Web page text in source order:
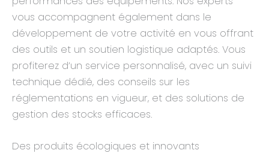
vous accompagnent également dans le
développement de votre activité en vous offrant
des outils et un soutien logistique adaptés. Vous
profiterez d’un service personnalisé, avec un suivi
technique dédié, des conseils sur les
réglementations en vigueur, et des solutions de
gestion des stocks efficaces.
Des produits écologiques et innovants